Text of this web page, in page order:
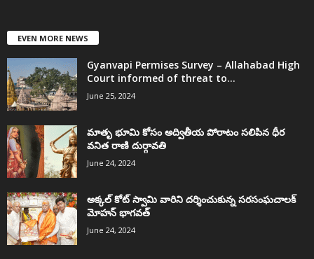
EVEN MORE NEWS
Gyanvapi Permises Survey – Allahabad High
Court informed of threat to...
June 25, 2024
మాతృ భూమి కోసం అద్వితీయ పోరాటం సలిపిన ధీర
వనిత రాణి దుర్గావతి
June 24, 2024
అక్కల్‌ కోట్‌ స్వామి వారిని దర్శించుకున్న సరసంఘచాలక్
మోహన్ భాగవత్
June 24, 2024